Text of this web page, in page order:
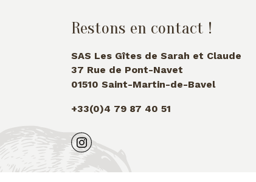
Restons en contact !
SAS Les Gîtes de Sarah et Claude
37 Rue de Pont-Navet
01510 Saint-Martin-de-Bavel
+33(0)4 79 87 40 51